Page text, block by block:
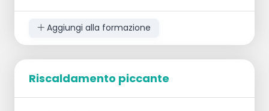
tutti i giocatori siedono su una metà del
Aggiungi alla formazione
Riscaldamento piccante